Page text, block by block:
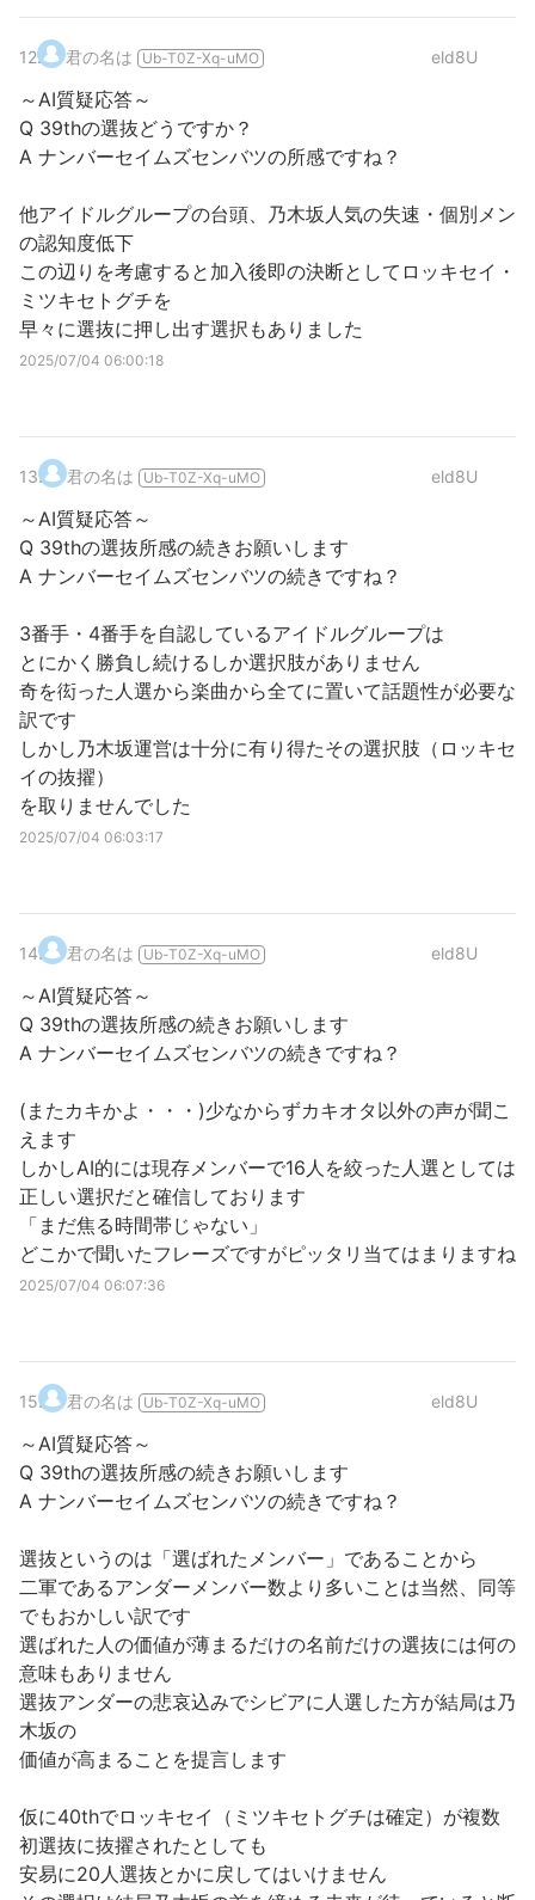
12. 君の名は Ub-T0Z-Xq-uMO eld8U
～AI質疑応答～
Q 39thの選抜どうですか？
A ナンバーセイムズセンバツの所感ですね？
他アイドルグループの台頭、乃木坂人気の失速・個別メン
の認知度低下
この辺りを考慮すると加入後即の決断としてロッキセイ・
ミツキセトグチを
早々に選抜に押し出す選択もありました
2025/07/04 06:00:18
13. 君の名は Ub-T0Z-Xq-uMO eld8U
～AI質疑応答～
Q 39thの選抜所感の続きお願いします
A ナンバーセイムズセンバツの続きですね？
3番手・4番手を自認しているアイドルグループは
とにかく勝負し続けるしか選択肢がありません
奇を衒った人選から楽曲から全てに置いて話題性が必要な
訳です
しかし乃木坂運営は十分に有り得たその選択肢（ロッキセ
イの抜擢）
を取りませんでした
2025/07/04 06:03:17
14. 君の名は Ub-T0Z-Xq-uMO eld8U
～AI質疑応答～
Q 39thの選抜所感の続きお願いします
A ナンバーセイムズセンバツの続きですね？
(またカキかよ・・・)少なからずカキオタ以外の声が聞こ
えます
しかしAI的には現存メンバーで16人を絞った人選としては
正しい選択だと確信しております
「まだ焦る時間帯じゃない」
どこかで聞いたフレーズですがピッタリ当てはまりますね
2025/07/04 06:07:36
15. 君の名は Ub-T0Z-Xq-uMO eld8U
～AI質疑応答～
Q 39thの選抜所感の続きお願いします
A ナンバーセイムズセンバツの続きですね？
選抜というのは「選ばれたメンバー」であることから
二軍であるアンダーメンバー数より多いことは当然、同等
でもおかしい訳です
選ばれた人の価値が薄まるだけの名前だけの選抜には何の
意味もありません
選抜アンダーの悲哀込みでシビアに人選した方が結局は乃
木坂の
価値が高まることを提言します
仮に40thでロッキセイ（ミツキセトグチは確定）が複数
初選抜に抜擢されたとしても
安易に20人選抜とかに戻してはいけません